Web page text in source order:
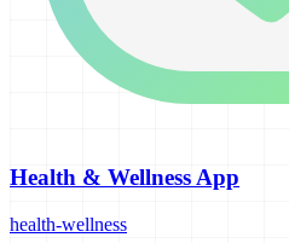
Health & Wellness App
health-wellness